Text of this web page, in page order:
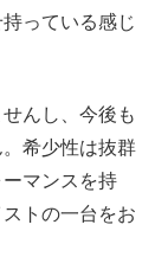
っている感じ
んし、今後も
希少性は抜群
マンスを持
トの一台をお